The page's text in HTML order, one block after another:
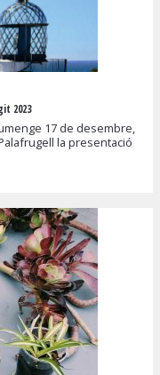
2023
17 de desembre,
la presentació